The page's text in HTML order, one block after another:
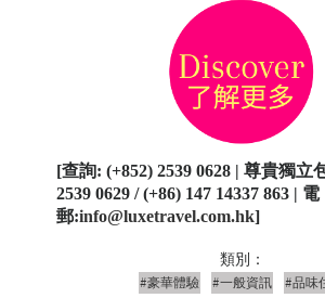
[查詢: (+852) 2539 0628 |尊貴獨立
2539 0629 / (+86) 147 14337 863 | 電
郵:info@luxetravel.com.hk]
類別：
#豪華體驗 #一般資訊 #品味